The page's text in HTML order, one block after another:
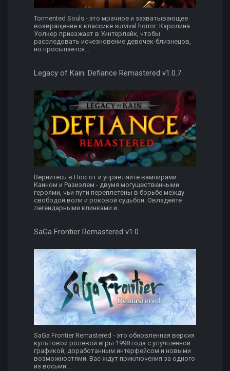
Tormented Souls - это мрачное и захватывающее
возвращение к классике survival horror: Каролина
Уолкер приезжает в Уинтерлейк, чтобы
расследовать исчезновение девочек‑близнецов,
но просыпается...
Legacy of Kain: Defiance Remastered v1.0.7
Вернитесь в Носгот и управляйте вампирами
Каином и Разиэлем - двумя могущественными
героями, чьи пути переплетены в борьбе между
свободой воли и роковой судьбой. Овладейте
легендарными клинками и...
SaGa Frontier Remastered v1.0
SaGa Frontier Remastered - это обновленная версия
культовой ролевой игры 1998 года с улучшенной
графикой, доработанным интерфейсом и новыми
возможностями. Вас ждут приключения за одного
из восьми...